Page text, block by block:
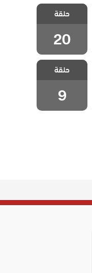
مسلسل علي رضا
الحلقة 20
حلقة
20
مسلسل علي رضا
الحلقة 9
حلقة
9